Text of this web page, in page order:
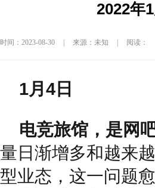
2022年
时间：2023-08-30 来源：未知 阅读：
1月4日
电竞旅馆，是网
量日渐增多和越来
型业态，这一问题